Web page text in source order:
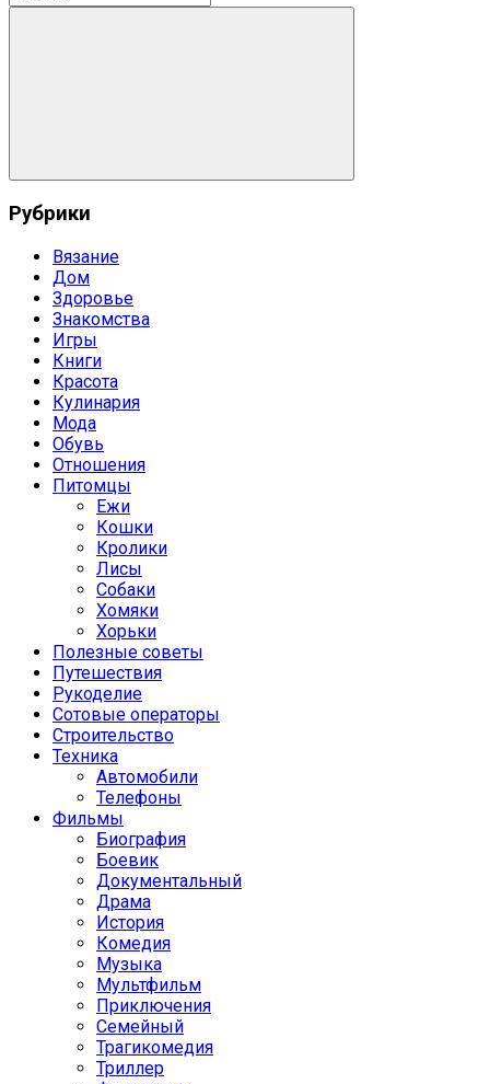
для:
Поиск
Рубрики
Вязание
Дом
Здоровье
Знакомства
Игры
Книги
Красота
Кулинария
Мода
Обувь
Отношения
Питомцы
Ежи
Кошки
Кролики
Лисы
Собаки
Хомяки
Хорьки
Полезные советы
Путешествия
Рукоделие
Сотовые операторы
Строительство
Техника
Автомобили
Телефоны
Фильмы
Биография
Боевик
Документальный
Драма
История
Комедия
Музыка
Мультфильм
Приключения
Семейный
Трагикомедия
Триллер